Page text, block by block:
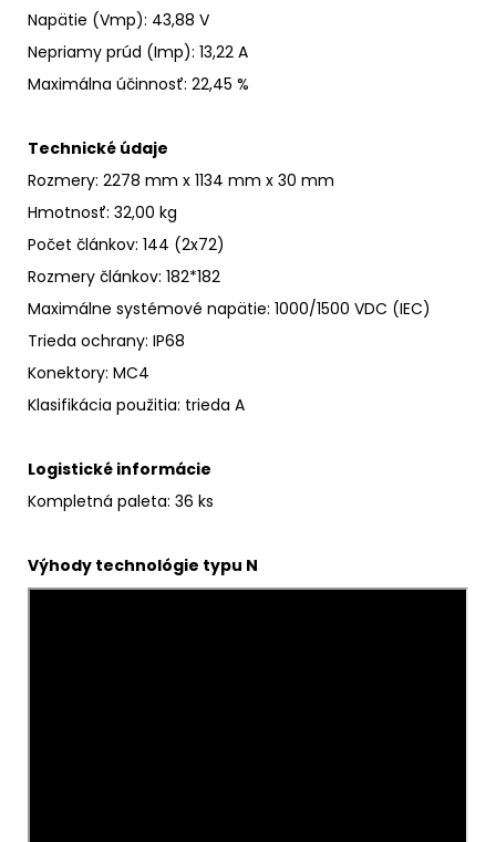
Napätie (Vmp): 43,88 V
Nepriamy prúd (Imp): 13,22 A
Maximálna účinnosť: 22,45 %
Technické údaje
Rozmery: 2278 mm x 1134 mm x 30 mm
Hmotnosť: 32,00 kg
Počet článkov: 144 (2x72)
Rozmery článkov: 182*182
Maximálne systémové napätie: 1000/1500 VDC (IEC)
Trieda ochrany: IP68
Konektory: MC4
Klasifikácia použitia: trieda A
Logistické informácie
Kompletná paleta: 36 ks
Výhody technológie typu N